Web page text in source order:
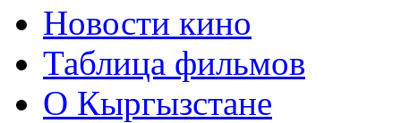
Новости кино
Таблица фильмов
О Кыргызстане